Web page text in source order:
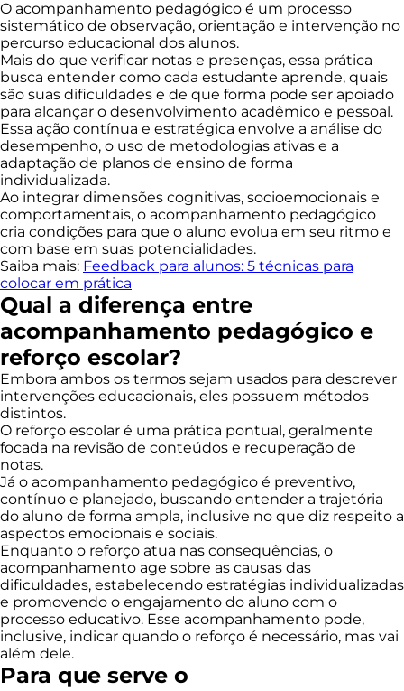
O acompanhamento pedagógico é um processo
sistemático de observação, orientação e intervenção no
percurso educacional dos alunos.
Mais do que verificar notas e presenças, essa prática
busca entender como cada estudante aprende, quais
são suas dificuldades e de que forma pode ser apoiado
para alcançar o desenvolvimento acadêmico e pessoal.
Essa ação contínua e estratégica envolve a análise do
desempenho, o uso de metodologias ativas e a
adaptação de planos de ensino de forma
individualizada.
Ao integrar dimensões cognitivas, socioemocionais e
comportamentais, o acompanhamento pedagógico
cria condições para que o aluno evolua em seu ritmo e
com base em suas potencialidades.
Saiba mais: Feedback para alunos: 5 técnicas para
colocar em prática
Qual a diferença entre
acompanhamento pedagógico e
reforço escolar?
Embora ambos os termos sejam usados para descrever
intervenções educacionais, eles possuem métodos
distintos.
O reforço escolar é uma prática pontual, geralmente
focada na revisão de conteúdos e recuperação de
notas.
Já o acompanhamento pedagógico é preventivo,
contínuo e planejado, buscando entender a trajetória
do aluno de forma ampla, inclusive no que diz respeito a
aspectos emocionais e sociais.
Enquanto o reforço atua nas consequências, o
acompanhamento age sobre as causas das
dificuldades, estabelecendo estratégias individualizadas
e promovendo o engajamento do aluno com o
processo educativo. Esse acompanhamento pode,
inclusive, indicar quando o reforço é necessário, mas vai
além dele.
Para que serve o